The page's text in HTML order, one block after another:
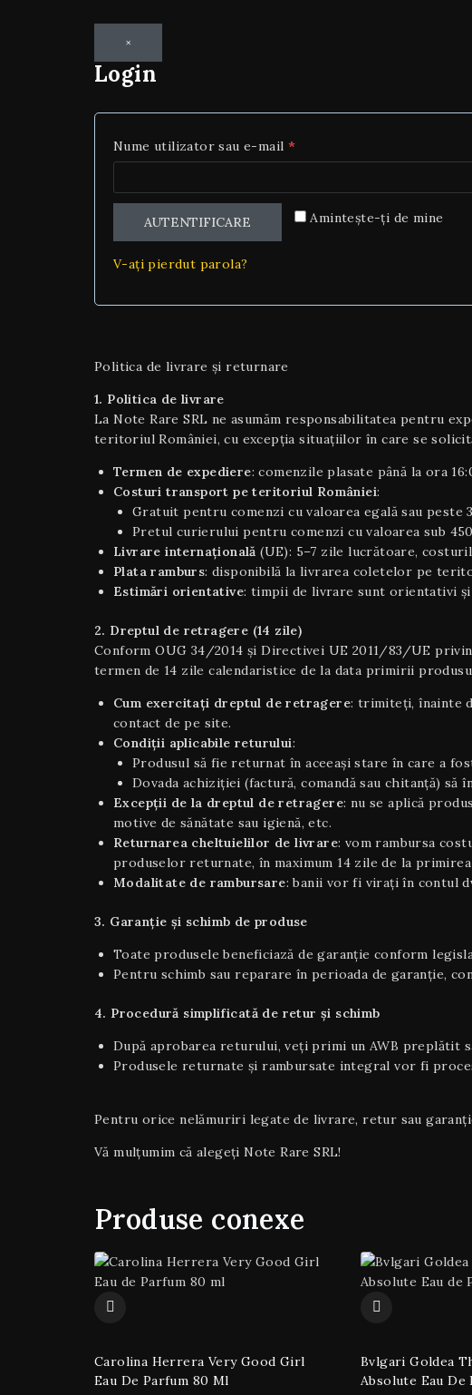
×
Login
Nume utilizator sau e-mail *
Amintește-ți de mine
AUTENTIFICARE
V-ați pierdut parola?
Politica de livrare și returnare
1. Politica de livrare
La Note Rare SRL ne asumăm responsabilitatea pentru
teritoriul României, cu excepția situaţiilor în care se
Termen de expediere: comenzile plasate până la ora
Costuri transport pe teritoriul României:
Gratuit pentru comenzi cu valoarea egală sau peste
Pretul curierului pentru comenzi cu valoarea sub
Livrare internaţională (UE): 5–7 zile lucrătoare,
Plata ramburs: disponibilă la livrarea coletelor pe
Estimări orientative: timpii de livrare sunt orientativi
2. Dreptul de retragere (14 zile)
Conform OUG 34/2014 și Directivei UE 2011/83/UE
termen de 14 zile calendaristice de la data primirii
Cum exercitați dreptul de retragere: trimiteți, înainte
contact de pe site.
Condiţii aplicabile returului:
Produsul să fie returnat în aceeaşi stare în care a
Dovada achiziției (factură, comandă sau chitanță) să
Excepții de la dreptul de retragere: nu se aplică
motive de sănătate sau igienă, etc.
Returnarea cheltuielilor de livrare: vom rambursa
produselor returnate, în maximum 14 zile de la
Modalitate de rambursare: banii vor fi virați în contul
3. Garanție și schimb de produse
Toate produsele beneficiază de garanție conform
Pentru schimb sau reparare în perioada de garanție,
4. Procedură simplificată de retur și schimb
După aprobarea returului, veți primi un AWB preplătit
Produsele returnate și rambursate integral vor fi
Pentru orice nelămuriri legate de livrare, retur sau
Vă mulțumim că alegeți Note Rare SRL!
Produse conexe
Carolina Herrera Very Good Girl
Eau De Parfum 80 Ml
Bvlgari Goldea
Absolute Eau De